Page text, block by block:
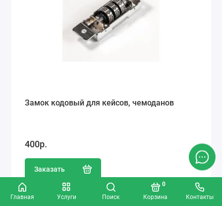
Главная Услуги Поиск Корзина
0
Контакты
Замок кодовый для кейсов, чемоданов
400р.
Заказать